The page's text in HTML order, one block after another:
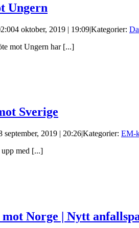
Ungern
4 oktober, 2019 | 19:09|Kategorier:
mot Ungern har [...]
Sverige
september, 2019 | 20:26|Kategorier: EM-
med [...]
Norge | Nytt